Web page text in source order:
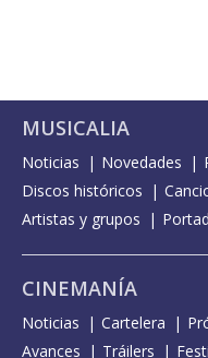
MUSICALIA
Noticias Novedades
Discos históricos
Artistas y grupos
CINEMANÍA
Noticias Cartelera
Avances
Tráilers